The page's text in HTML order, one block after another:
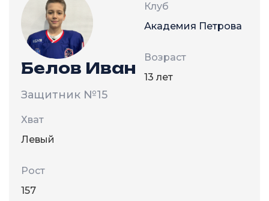
Белов Иван
Защитник №15
Клуб
Академия Петрова
Возраст
13 лет
Хват
Левый
Рост
157